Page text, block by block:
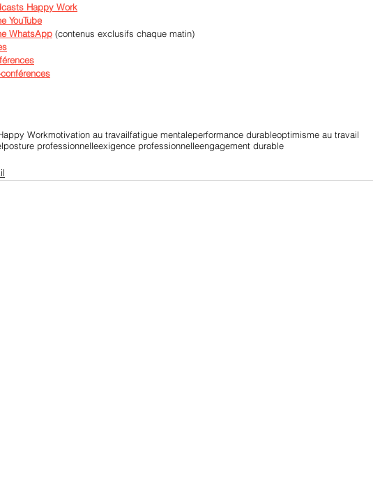
Happy Work
YouTube
WhatsApp (contenus exclusifs chaque matin)
Workmotivation au travailfatigue mentaleperformance durableoptimisme au travail
posture professionnelleexigence professionnelleengagement durable